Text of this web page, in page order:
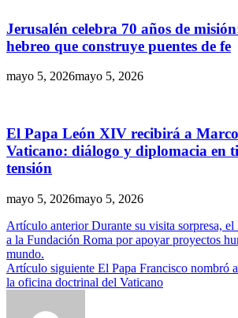
Jerusalén celebra 70 años de
hebreo que construye puentes de fe
mayo 5, 2026mayo 5, 2026
El Papa León XIV recibirá a
Vaticano: diálogo y diplomacia en
tensión
mayo 5, 2026mayo 5, 2026
Navegación
de
entradas
Artículo anterior Durante su visita sorpresa,
a la Fundación Roma por apoyar proyectos
mundo.
Artículo siguiente El Papa Francisco nombró
la oficina doctrinal del Vaticano